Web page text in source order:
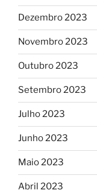
Dezembro 2023
Novembro 2023
Outubro 2023
Setembro 2023
Julho 2023
Junho 2023
Maio 2023
Abril 2023